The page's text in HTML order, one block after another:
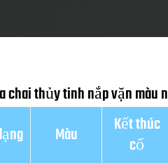
thủy tinh nắp vặn màu
Màu
Kết thúc
cổ